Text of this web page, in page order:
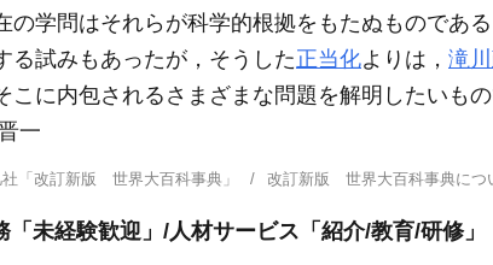
の学問はそれらが科学的根拠をもたぬものであ
る試みもあったが，そうした正当化よりは， 滝
こに内包されるさまざまな問題を解明したいもの
一
「改訂新版 世界大百科事典」 改訂新版 世界大百科事典に
「未経験歓迎」/人材サービス「紹介/教育/研修」